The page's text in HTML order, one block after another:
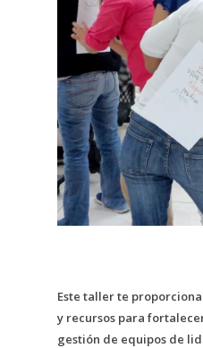
Este taller te
y recursos para
gestión de equipos de